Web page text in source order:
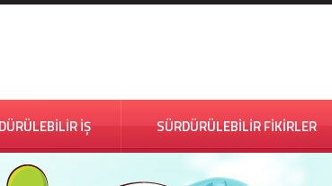
İŞ SÜRDÜRÜLEBİLİR FİKİRLER